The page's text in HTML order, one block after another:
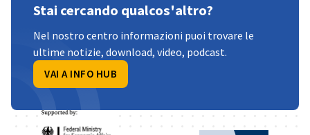
Stai cercando qualcos'altro?
Nel nostro centro informazioni puoi trovare le
ultime notizie, download, video, podcast.
VAI A INFO HUB
Partner